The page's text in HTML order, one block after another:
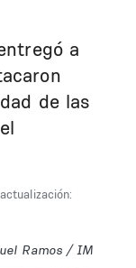
a
de las
Ramos / IM